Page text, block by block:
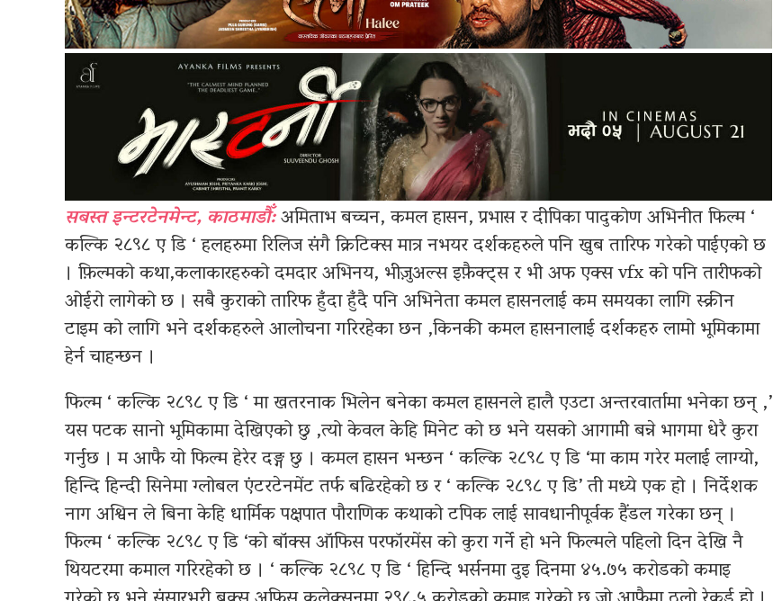
सबस्त इन्टरटेनमेन्ट, काठमाडौँ:अमिताभ बच्चन, कमल हासन, प्रभास र दीपिका पादुकोण अभिनीत फिल्म ‘
कल्कि २८९८ ए डि ‘ हलहरुमा रिलिज संगै क्रिटिक्स मात्र नभयर दर्शकहरुले पनि खुब तारिफ गरेको पाईएको छ
। फ़िल्मको कथा,कलाकारहरुको दमदार अभिनय, भीज़ुअल्स इफ़ैक्ट्स र भी अफ एक्स vfx को पनि तारीफको
ओईरो लागेको छ । सबै कुराको तारिफ हुँदा हुँदै पनि अभिनेता कमल हासनलाई कम समयका लागि स्क्रीन
टाइम को लागि भने दर्शकहरुले आलोचना गरिरहेका छन ,किनकी कमल हासनालाई दर्शकहरु लामो भूमिकामा
हेर्न चाहन्छन ।
फिल्म ‘ कल्कि २८९८ ए डि ‘ मा खतरनाक भिलेन बनेका कमल हासनले हालै एउटा अन्तरवार्तामा भनेका छन् ,’
यस पटक सानो भूमिकामा देखिएको छु ,त्यो केवल केहि मिनेट को छ भने यसको आगामी बन्ने भागमा धेरै कुरा
गर्नुछ । म आफै यो फिल्म हेरेर दङ्ग छु । कमल हासन भन्छन ‘ कल्कि २८९८ ए डि ‘मा काम गरेर मलाई लाग्यो,
हिन्दि हिन्दी सिनेमा ग्लोबल एंटरटेनमेंट तर्फ बढिरहेको छ र ‘ कल्कि २८९८ ए डि’ ती मध्ये एक हो । निर्देशक
नाग अश्विन ले बिना केहि धार्मिक पक्षपात पौराणिक कथाको टपिक लाई सावधानीपूर्वक हैंडल गरेका छन् ।
फिल्म ‘ कल्कि २८९८ ए डि ‘को बॉक्स ऑफिस परफॉरमेंस को कुरा गर्ने हो भने फिल्मले पहिलो दिन देखि नै
थियटरमा कमाल गरिरहेको छ । ‘ कल्कि २८९८ ए डि ‘ हिन्दि भर्सनमा दुइ दिनमा ४५.७५ करोडको कमाइ